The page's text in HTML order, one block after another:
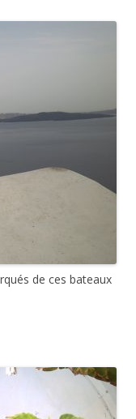
de ces bateaux